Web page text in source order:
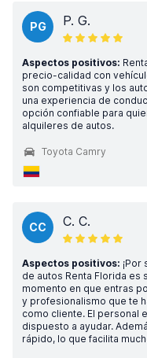
PG P. G.
Aspectos positivos:
precio-calidad con
son competitivas y los
una experiencia de
opción confiable para
alquileres de autos.
Toyota Camry
CC C. C.
Aspectos positivos: ¡Por
de autos Renta Florida
momento en que entras
y profesionalismo que te
como cliente. El personal
dispuesto a ayudar.
rápido, lo que facilita